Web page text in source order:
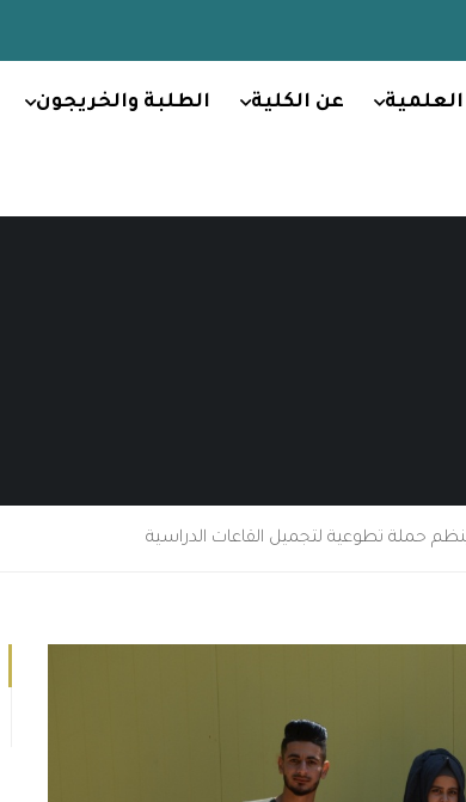
عن الكلية الطلبة والخريجون
حملة تطوعية لتجميل القاعات الدراسية